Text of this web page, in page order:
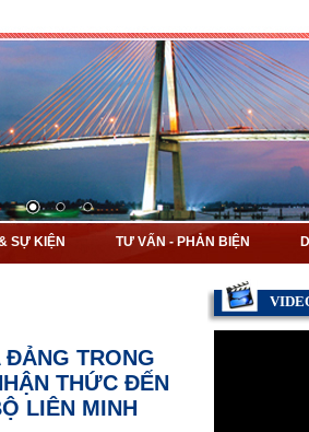
SỰ KIỆN TƯ VẤN - PHẢN BIỆN
TRONG
THỨC ĐẾN
LIÊN MINH